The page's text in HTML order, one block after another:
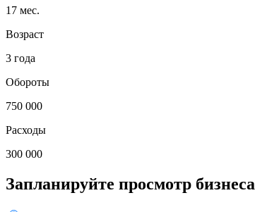
17 мес.
Возраст
3 года
Обороты
750 000
Расходы
300 000
Запланируйте просмотр бизнеса